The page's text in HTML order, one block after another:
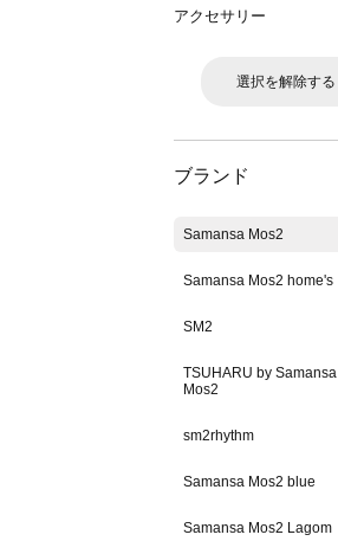
アクセサリー
選択を解除する
ブランド
Samansa Mos2
Samansa Mos2 home's
SM2
TSUHARU by Samansa
Mos2
sm2rhythm
Samansa Mos2 blue
Samansa Mos2 Lagom